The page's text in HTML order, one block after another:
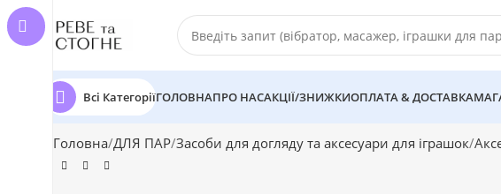
Всі КатегоріїГОЛОВНАПРО НАСАКЦІЇ/ЗНИЖКИОПЛАТА & ДОСТАВКА
Головна ДЛЯ ПАР Засоби для догляду та аксесуари для іграшок